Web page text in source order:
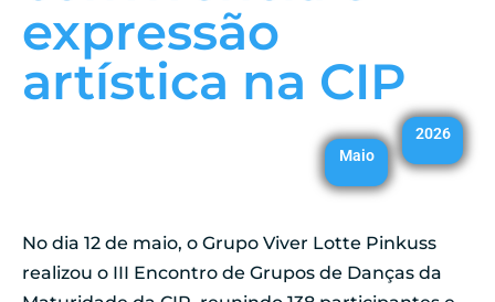
expressão
artística na CIP
Maio
2026
No dia 12 de maio, o Grupo Viver Lotte Pinkuss
realizou o III Encontro de Grupos de Danças da